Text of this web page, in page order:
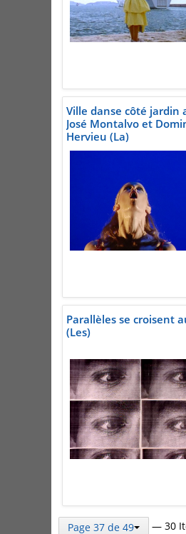
Ville danse côté jardin
José Montalvo et
Hervieu (La)
Parallèles se croisent
(Les)
Page 37 de 49 — 30